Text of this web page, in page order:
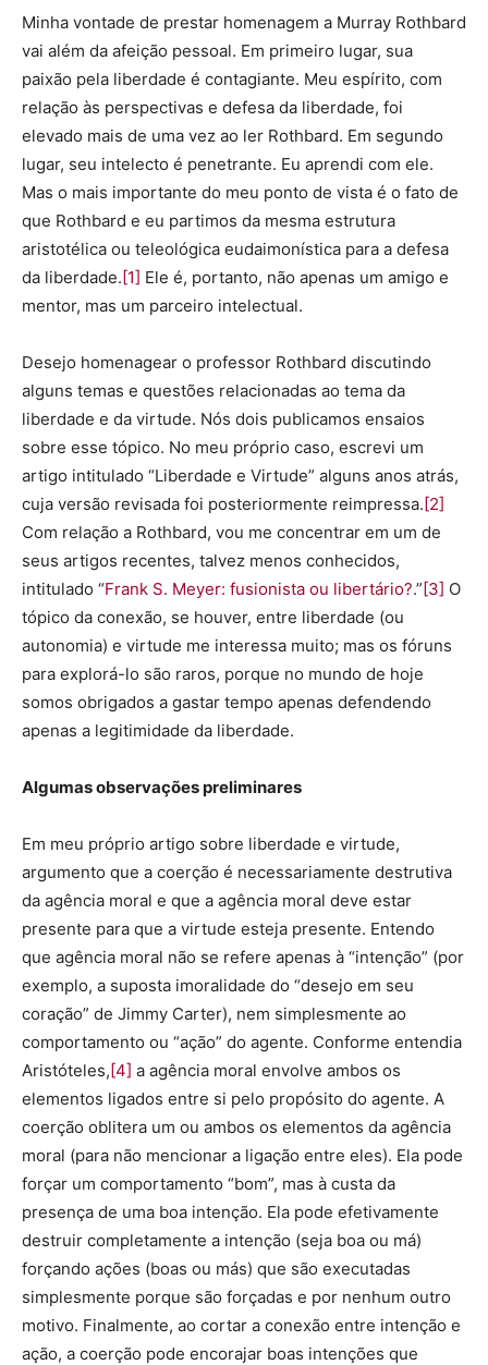
Minha vontade de prestar homenagem a Murray Rothbard
vai além da afeição pessoal. Em primeiro lugar, sua
paixão pela liberdade é contagiante. Meu espírito, com
relação às perspectivas e defesa da liberdade, foi
elevado mais de uma vez ao ler Rothbard. Em segundo
lugar, seu intelecto é penetrante. Eu aprendi com ele.
Mas o mais importante do meu ponto de vista é o fato de
que Rothbard e eu partimos da mesma estrutura
aristotélica ou teleológica eudaimonística para a defesa
da liberdade.[1] Ele é, portanto, não apenas um amigo e
mentor, mas um parceiro intelectual.
Desejo homenagear o professor Rothbard discutindo
alguns temas e questões relacionadas ao tema da
liberdade e da virtude. Nós dois publicamos ensaios
sobre esse tópico. No meu próprio caso, escrevi um
artigo intitulado “Liberdade e Virtude” alguns anos atrás,
cuja versão revisada foi posteriormente reimpressa.[2]
Com relação a Rothbard, vou me concentrar em um de
seus artigos recentes, talvez menos conhecidos,
intitulado “Frank S. Meyer: fusionista ou libertário?.”[3] O
tópico da conexão, se houver, entre liberdade (ou
autonomia) e virtude me interessa muito; mas os fóruns
para explorá-lo são raros, porque no mundo de hoje
somos obrigados a gastar tempo apenas defendendo
apenas a legitimidade da liberdade.
Algumas observações preliminares
Em meu próprio artigo sobre liberdade e virtude,
argumento que a coerção é necessariamente destrutiva
da agência moral e que a agência moral deve estar
presente para que a virtude esteja presente. Entendo
que agência moral não se refere apenas à “intenção” (por
exemplo, a suposta imoralidade do “desejo em seu
coração” de Jimmy Carter), nem simplesmente ao
comportamento ou “ação” do agente. Conforme entendia
Aristóteles,[4] a agência moral envolve ambos os
elementos ligados entre si pelo propósito do agente. A
coerção oblitera um ou ambos os elementos da agência
moral (para não mencionar a ligação entre eles). Ela pode
forçar um comportamento “bom”, mas à custa da
presença de uma boa intenção. Ela pode efetivamente
destruir completamente a intenção (seja boa ou má)
forçando ações (boas ou más) que são executadas
simplesmente porque são forçadas e por nenhum outro
motivo. Finalmente, ao cortar a conexão entre intenção e
ação, a coerção pode encorajar boas intenções que